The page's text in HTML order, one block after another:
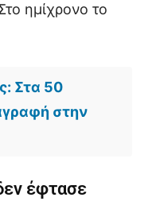
ημίχρονο το
Στα 50
στην
έφτασε